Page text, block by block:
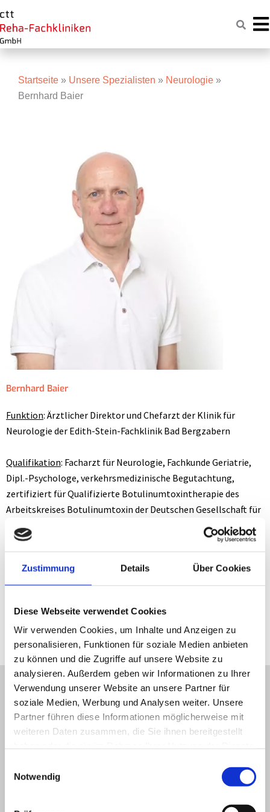
Zustimmung Details Über Cookies
Diese Webseite verwendet Cookies
Wir verwenden Cookies, um Inhalte und Anzeigen zu
personalisieren, Funktionen für soziale Medien anbieten
zu können und die Zugriffe auf unsere Website zu
analysieren. Außerdem geben wir Informationen zu Ihrer
Verwendung unserer Website an unsere Partner für
soziale Medien, Werbung und Analysen weiter. Unsere
Partner führen diese Informationen möglicherweise mit
weiteren Daten zusammen, die Sie ihnen bereitgestellt
Notwendig
Inhalt
springen
Startseite » Unsere Spezialisten » Neurologie »
Bernhard Baier
Bernhard Baier
Funktion: Ärztlicher Direktor und Chefarzt der Klinik für
Neurologie der Edith-Stein-Fachklinik Bad Bergzabern
Qualifikation: Facharzt für Neurologie, Fachkunde Geriatrie,
Dipl.-Psychologe, verkehrsmedizinische Begutachtung,
zertifiziert für Qualifizierte Botulinumtoxintherapie des
Arbeitskreises Botulinumtoxin der Deutschen Gesellschaft für
Neurologie
Zur Fachklinik:Edith-Stein-Fachklinik Bad Bergzabern
E-Mail schreiben
Fachlicher Werdegang